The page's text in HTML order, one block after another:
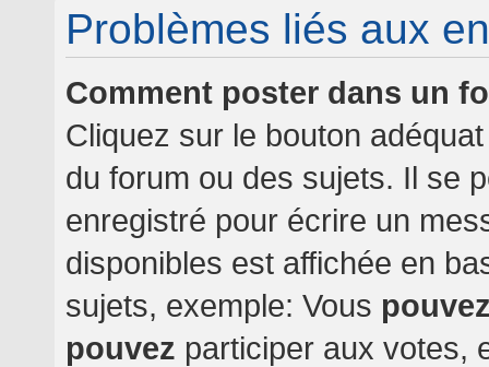
Problèmes liés aux
Comment poster dans un
Cliquez sur le bouton
du forum ou des sujets. Il se
enregistré pour écrire un
disponibles est affichée en
sujets, exemple: Vous
pouvez participer aux votes,